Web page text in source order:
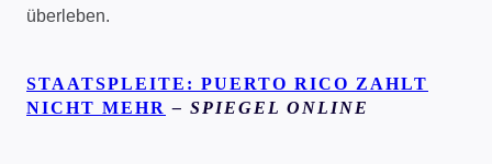
überleben.
STAATSPLEITE: PUERTO RICO ZAHLT
NICHT MEHR – SPIEGEL ONLINE